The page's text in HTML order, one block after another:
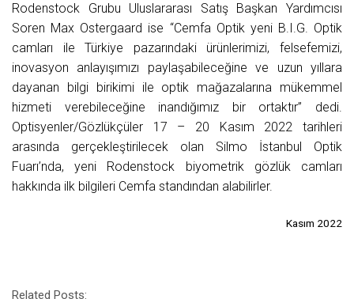
Rodenstock Grubu Uluslararası Satış Başkan Yardımcısı
Soren Max Ostergaard ise “Cemfa Optik yeni B.I.G. Optik
camları ile Türkiye pazarındaki ürünlerimizi, felsefemizi,
inovasyon anlayışımızı paylaşabileceğine ve uzun yıllara
dayanan bilgi birikimi ile optik mağazalarına mükemmel
hizmeti verebileceğine inandığımız bir ortaktır” dedi.
Optisyenler/Gözlükçüler 17 – 20 Kasım 2022 tarihleri
arasında gerçekleştirilecek olan Silmo İstanbul Optik
Fuarı’nda, yeni Rodenstock biyometrik gözlük camları
hakkında ilk bilgileri Cemfa standından alabilirler.
Kasım 2022
Related Posts: